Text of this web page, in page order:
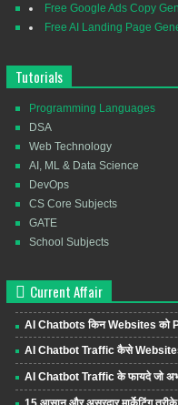
Free Google Ads Copy
Free AI Landing Page
Tutorials
Programming Languages
DSA
Web Technology
AI, ML & Data Science
DevOps
CS Core Subjects
GATE
School Subjects
Current Affair
AI Chatbots किन Websites को
AI Chatbot Traffic कैसे
AI Chatbot Traffic के फायदे जो